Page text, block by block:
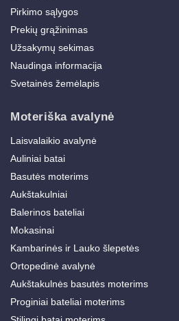
Pirkimo sąlygos
Prekių grąžinimas
Užsakymų sekimas
Naudinga informacija
Svetainės žemėlapis
Moteriška avalynė
Laisvalaikio avalynė
Auliniai batai
Basutės moterims
Aukštakulniai
Balerinos bateliai
Mokasinai
Kambarinės ir Lauko šlepetės
Ortopedinė avalynė
Aukštakulnės basutės moterims
Proginiai bateliai moterims